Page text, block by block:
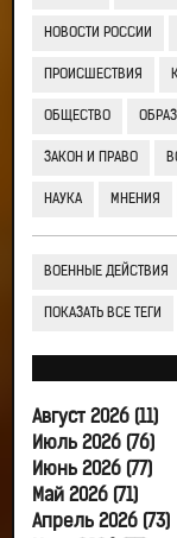
НОВОСТИ РОССИИ
ПРОИСШЕСТВИЯ
ОБЩЕСТВО
ЗАКОН И ПРАВО
НАУКА МНЕНИЯ
ВОЕННЫЕ ДЕЙСТВИЯ
ПОКАЗАТЬ ВСЕ ТЕГИ
Август 2026 (11)
Июль 2026 (76)
Июнь 2026 (77)
Май 2026 (71)
Апрель 2026 (73)